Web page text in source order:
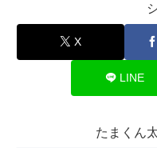
X
LINE
たまくん